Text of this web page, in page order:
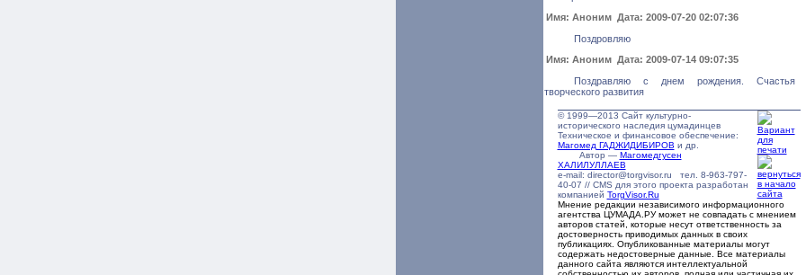
Имя: Аноним Дата: 2009-07-20 02:07:36
Поздровляю
Имя: Аноним Дата: 2009-07-14 09:07:35
Поздравляю с днем рождения. Счастья
творческого развития
© 1999—2013 Сайт культурно-
исторического наследия цумадинцев
Техническое и финансовое обеспечение:
Магомед ГАДЖИДИБИРОВ и др.
Автор — Магомедгусен
ХАЛИЛУЛЛАЕВ
e-mail: director@torgvisor.ru тел. 8-963-797-
40-07 // CMS для этого проекта разработан
компанией TorgVisor.Ru
Мнение редакции независимого информационного
агентства ЦУМАДА.РУ может не совпадать с мнением
авторов статей, которые несут ответственность за
достоверность приводимых данных в своих
публикациях. Опубликованные материалы могут
содержать недостоверные данные. Все материалы
данного сайта являются интеллектуальной